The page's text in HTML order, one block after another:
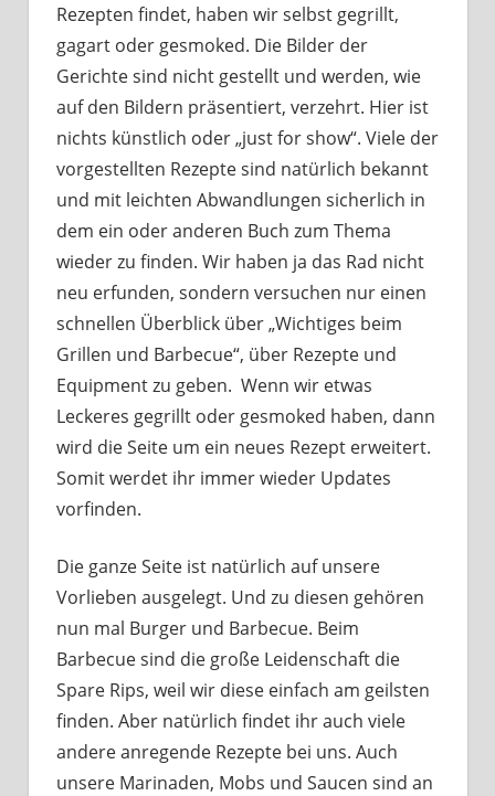
Rezepten findet, haben wir selbst gegrillt,
gagart oder gesmoked. Die Bilder der
Gerichte sind nicht gestellt und werden, wie
auf den Bildern präsentiert, verzehrt. Hier ist
nichts künstlich oder „just for show“. Viele der
vorgestellten Rezepte sind natürlich bekannt
und mit leichten Abwandlungen sicherlich in
dem ein oder anderen Buch zum Thema
wieder zu finden. Wir haben ja das Rad nicht
neu erfunden, sondern versuchen nur einen
schnellen Überblick über „Wichtiges beim
Grillen und Barbecue“, über Rezepte und
Equipment zu geben. Wenn wir etwas
Leckeres gegrillt oder gesmoked haben, dann
wird die Seite um ein neues Rezept erweitert.
Somit werdet ihr immer wieder Updates
vorfinden.
Die ganze Seite ist natürlich auf unsere
Vorlieben ausgelegt. Und zu diesen gehören
nun mal Burger und Barbecue. Beim
Barbecue sind die große Leidenschaft die
Spare Rips, weil wir diese einfach am geilsten
finden. Aber natürlich findet ihr auch viele
andere anregende Rezepte bei uns. Auch
unsere Marinaden, Mobs und Saucen sind an